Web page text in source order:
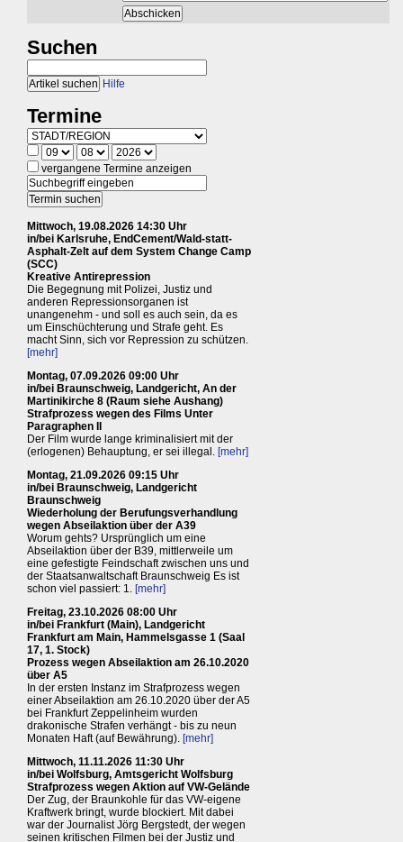
Suchen
Hilfe
Termine
vergangene Termine anzeigen
Mittwoch, 19.08.2026 14:30 Uhr
in/bei Karlsruhe, EndCement/Wald-statt-
Asphalt-Zelt auf dem System Change Camp
(SCC)
Kreative Antirepression
Die Begegnung mit Polizei, Justiz und
anderen Repressionsorganen ist
unangenehm - und soll es auch sein, da es
um Einschüchterung und Strafe geht. Es
macht Sinn, sich vor Repression zu schützen.
[mehr]
Montag, 07.09.2026 09:00 Uhr
in/bei Braunschweig, Landgericht, An der
Martinikirche 8 (Raum siehe Aushang)
Strafprozess wegen des Films Unter
Paragraphen II
Der Film wurde lange kriminalisiert mit der
(erlogenen) Behauptung, er sei illegal. [mehr]
Montag, 21.09.2026 09:15 Uhr
in/bei Braunschweig, Landgericht
Braunschweig
Wiederholung der Berufungsverhandlung
wegen Abseilaktion über der A39
Worum gehts? Ursprünglich um eine
Abseilaktion über der B39, mittlerweile um
eine gefestigte Feindschaft zwischen uns und
der Staatsanwaltschaft Braunschweig Es ist
schon viel passiert: 1. [mehr]
Freitag, 23.10.2026 08:00 Uhr
in/bei Frankfurt (Main), Landgericht
Frankfurt am Main, Hammelsgasse 1 (Saal
17, 1. Stock)
Prozess wegen Abseilaktion am 26.10.2020
über A5
In der ersten Instanz im Strafprozess wegen
einer Abseilaktion am 26.10.2020 über der A5
bei Frankfurt Zeppelinheim wurden
drakonische Strafen verhängt - bis zu neun
Monaten Haft (auf Bewährung). [mehr]
Mittwoch, 11.11.2026 11:30 Uhr
in/bei Wolfsburg, Amtsgericht Wolfsburg
Strafprozess wegen Aktion auf VW-Gelände
Der Zug, der Braunkohle für das VW-eigene
Kraftwerk bringt, wurde blockiert. Mit dabei
war der Journalist Jörg Bergstedt, der wegen
seinen kritischen Filmen bei der Justiz und